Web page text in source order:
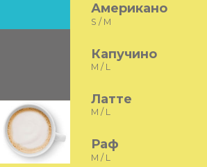
Американо
S / M
Капучино
M / L
Латте
M / L
Раф
M / L